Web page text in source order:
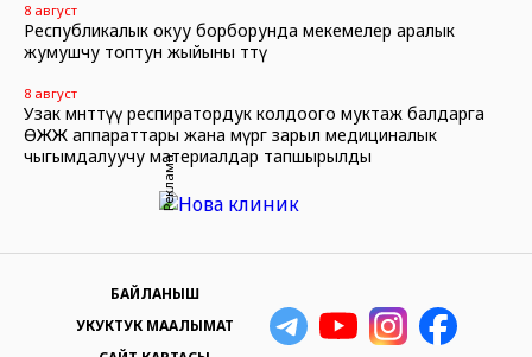
8 август
Республикалык окуу борборунда мекемелер аралык
жумушчу топтун жыйыны өттү
8 август
Узак мөөнөттүү респиратордук колдоого муктаж балдарга
ӨЖЖ аппараттары жана өмүргө зарыл медициналык
чыгымдалуучу материалдар тапшырылды
Реклама
БАЙЛАНЫШ
УКУКТУК МААЛЫМАТ